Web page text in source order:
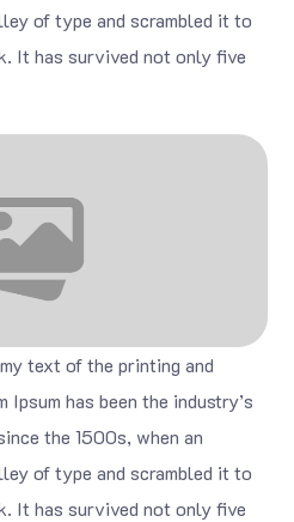
of type and scrambled it to
It has survived not only five
text of the printing and
has been the industry’s
the 1500s, when an
of type and scrambled it to
It has survived not only five